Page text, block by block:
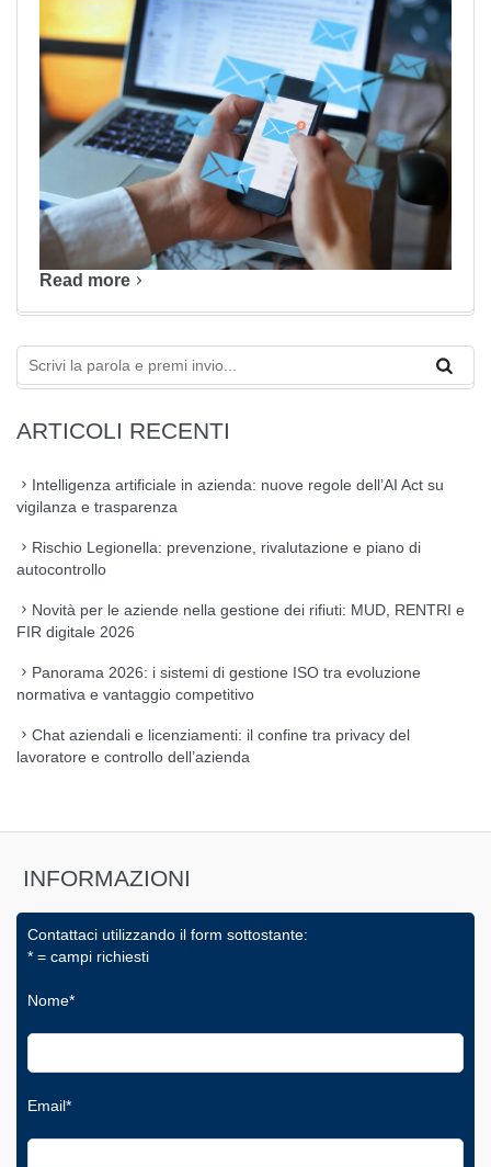
Read more
ARTICOLI RECENTI
Intelligenza artificiale in azienda: nuove regole dell’AI Act su
vigilanza e trasparenza
Rischio Legionella: prevenzione, rivalutazione e piano di
autocontrollo
Novità per le aziende nella gestione dei rifiuti: MUD, RENTRI e
FIR digitale 2026
Panorama 2026: i sistemi di gestione ISO tra evoluzione
normativa e vantaggio competitivo
Chat aziendali e licenziamenti: il confine tra privacy del
lavoratore e controllo dell’azienda
INFORMAZIONI
Contattaci utilizzando il form sottostante:
* = campi richiesti
Nome*
Email*